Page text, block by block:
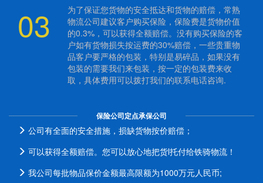
03
为了保证您货物的安全抵达和货物的赔偿，常熟
物流公司建议客户购买保险，保险费是货物价值
的0.3%，可以获得全额赔偿。没有购买保险的客
户如有货物损失按运费的30%赔偿，一些贵重物
品客户要严格的包装，特别是易碎品，如果没有
包装的需要我们来包装，按一定的包装费来收
取，具体费用可以拨打我们的联系电话咨询.
保险公司定点承保公司
公司有全面的安全措施，损缺货物按价赔偿；
可以获得全额赔偿。您可以放心地把货l托付给铁骑物流！
我公司每批物品保价金额最高限额为1000万元人民币;